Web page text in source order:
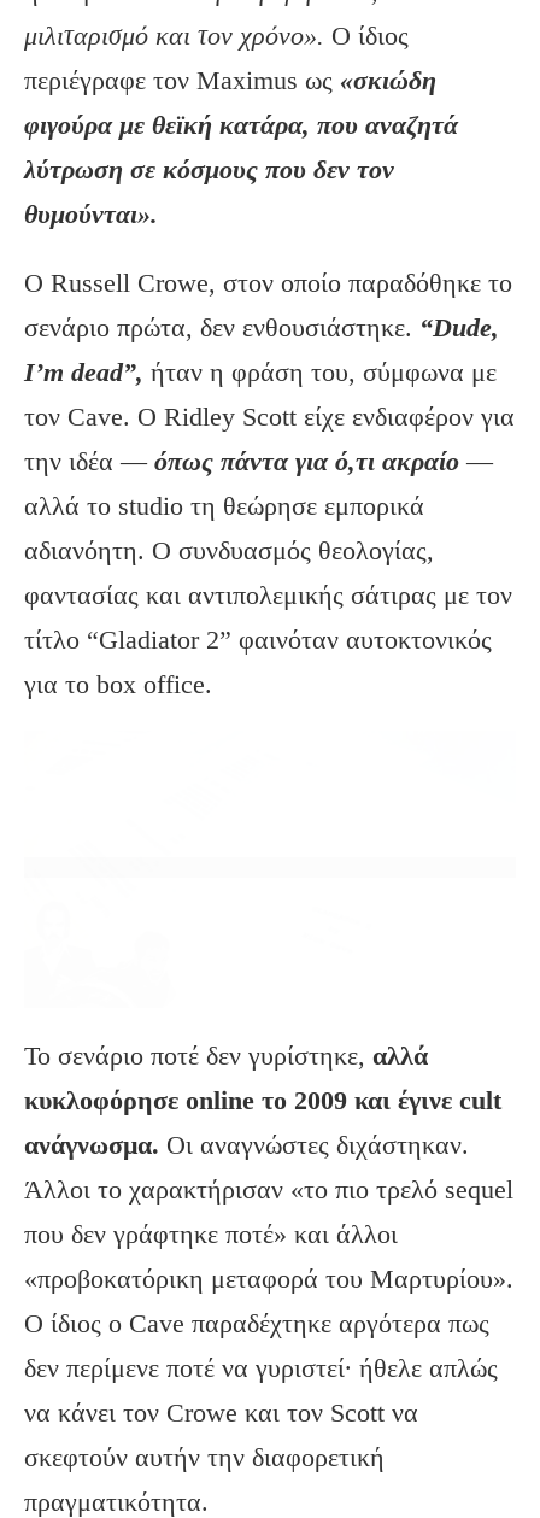
μιλιταρισμό και τον χρόνο». Ο ίδιος
περιέγραφε τον Maximus ως «σκιώδη
φιγούρα με θεϊκή κατάρα, που αναζητά
λύτρωση σε κόσμους που δεν τον
θυμούνται».
Ο Russell Crowe, στον οποίο παραδόθηκε το
σενάριο πρώτα, δεν ενθουσιάστηκε. “Dude,
I’m dead”, ήταν η φράση του, σύμφωνα με
τον Cave. Ο Ridley Scott είχε ενδιαφέρον για
την ιδέα — όπως πάντα για ό,τι ακραίο —
αλλά το studio τη θεώρησε εμπορικά
αδιανόητη. Ο συνδυασμός θεολογίας,
φαντασίας και αντιπολεμικής σάτιρας με τον
τίτλο “Gladiator 2” φαινόταν αυτοκτονικός
για το box office.
Το σενάριο ποτέ δεν γυρίστηκε, αλλά
κυκλοφόρησε online το 2009 και έγινε cult
ανάγνωσμα. Οι αναγνώστες διχάστηκαν.
Άλλοι το χαρακτήρισαν «το πιο τρελό sequel
που δεν γράφτηκε ποτέ» και άλλοι
«προβοκατόρικη μεταφορά του Μαρτυρίου».
Ο ίδιος ο Cave παραδέχτηκε αργότερα πως
δεν περίμενε ποτέ να γυριστεί· ήθελε απλώς
να κάνει τον Crowe και τον Scott να
σκεφτούν αυτήν την διαφορετική
πραγματικότητα.